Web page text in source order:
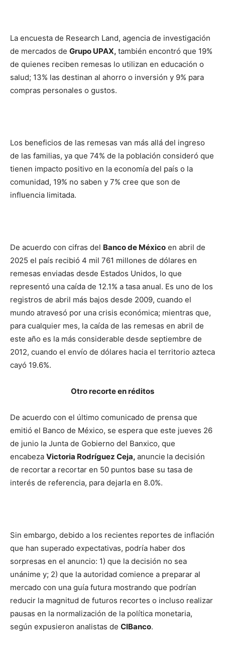
La encuesta de Research Land, agencia de investigación
de mercados de Grupo UPAX, también encontró que 19%
de quienes reciben remesas lo utilizan en educación o
salud; 13% las destinan al ahorro o inversión y 9% para
compras personales o gustos.
Los beneficios de las remesas van más allá del ingreso
de las familias, ya que 74% de la población consideró que
tienen impacto positivo en la economía del país o la
comunidad, 19% no saben y 7% cree que son de
influencia limitada.
De acuerdo con cifras del Banco de México en abril de
2025 el país recibió 4 mil 761 millones de dólares en
remesas enviadas desde Estados Unidos, lo que
representó una caída de 12.1% a tasa anual. Es uno de los
registros de abril más bajos desde 2009, cuando el
mundo atravesó por una crisis económica; mientras que,
para cualquier mes, la caída de las remesas en abril de
este año es la más considerable desde septiembre de
2012, cuando el envío de dólares hacia el territorio azteca
cayó 19.6%.
Otro recorte en réditos
De acuerdo con el último comunicado de prensa que
emitió el Banco de México, se espera que este jueves 26
de junio la Junta de Gobierno del Banxico, que
encabeza Victoria Rodríguez Ceja, anuncie la decisión
de recortara recortar en 50 puntos base su tasa de
interés de referencia, para dejarla en 8.0%.
Sin embargo, debido a los recientes reportes de inflación
que han superado expectativas, podría haber dos
sorpresas en el anuncio: 1) que la decisión no sea
unánime y; 2) que la autoridad comience a preparar al
mercado con una guía futura mostrando que podrían
reducir la magnitud de futuros recortes o incluso realizar
pausas en la normalización de la política monetaria,
según expusieron analistas de CIBanco.